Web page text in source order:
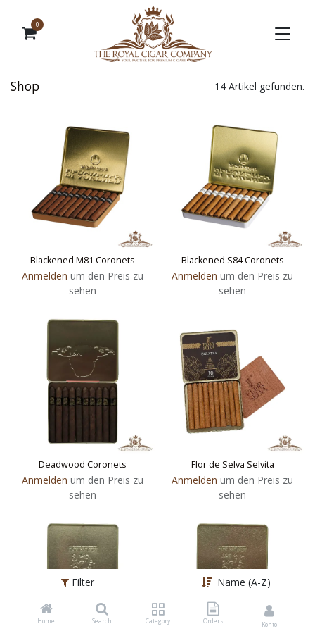
Filter Name (A-Z)
Home Search Category Orders Konto
0
Shop 14 Artikel gefunden.
Blackened M81 Coronets
Anmelden um den Preis zu
sehen
Blackened S84 Coronets
Anmelden um den Preis zu
sehen
Deadwood Coronets
Anmelden um den Preis zu
sehen
Flor de Selva Selvita
Anmelden um den Preis zu
sehen